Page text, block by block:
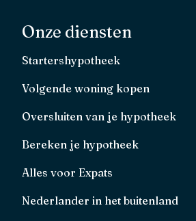
Onze diensten
Startershypotheek
Volgende woning kopen
Oversluiten van je hypotheek
Bereken je hypotheek
Alles voor Expats
Nederlander in het buitenland